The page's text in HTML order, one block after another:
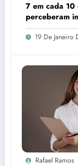
7 em cada 10
perceberam
de PR em
19 De Janeiro
Rafael Ramos